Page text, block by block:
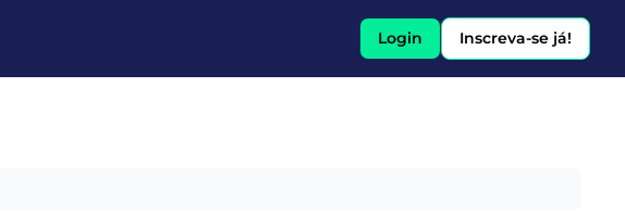
Login Inscreva-se já!